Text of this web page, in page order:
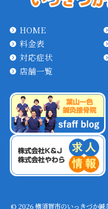
HOME
料金表
対応症状
店舗一覧
© 2026 横須賀市のいっきづか